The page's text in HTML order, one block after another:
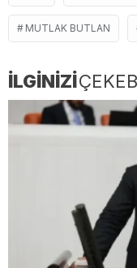
MUTLAK BUTLAN
İLGİNİZİ